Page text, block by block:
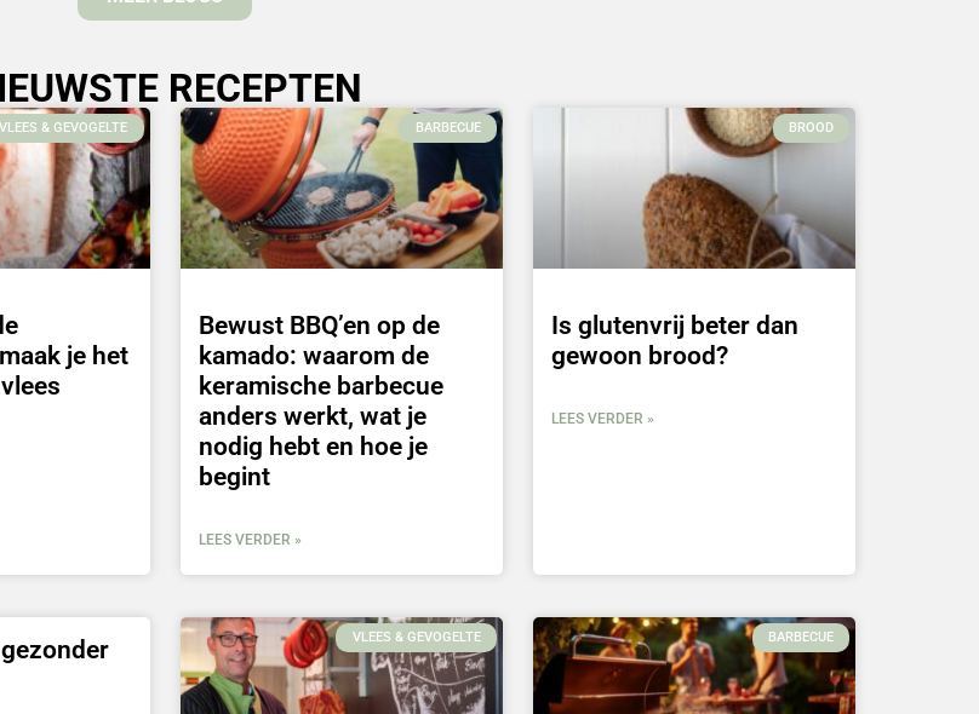
RECEPTEN
VLEES & GEVOGELTE
je het
BARBECUE
Bewust BBQ’en op de
kamado: waarom de
keramische barbecue
anders werkt, wat je
nodig hebt en hoe je
begint
LEES VERDER »
BROOD
Is glutenvrij beter dan
gewoon brood?
LEES VERDER »
VLEES & GEVOGELTE BARBECUE